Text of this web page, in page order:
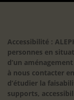
Accessibilité :
personnes en
d’un
à nous contacter
d’étudier la
supports,